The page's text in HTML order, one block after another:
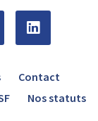
Contact
Nos statuts